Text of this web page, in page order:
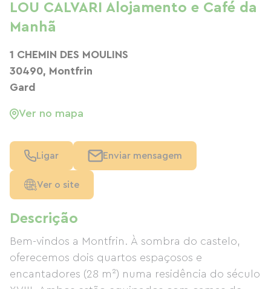
Descrição
Bem-vindos a Montfrin. À sombra do castelo,
oferecemos dois quartos espaçosos e
encantadores (28 m²) numa residência do século
LOU CALVARI Alojamento e Café da
Manhã
1 CHEMIN DES MOULINS
30490, Montfrin
Gard
Ver no mapa
Ligar Enviar mensagem
Ver o site